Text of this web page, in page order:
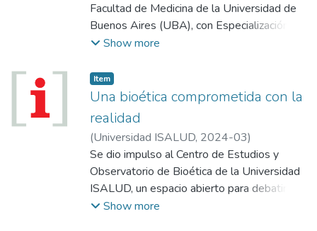
Facultad de Medicina de la Universidad de
Buenos Aires (UBA), con Especialización en
Gestión Pública de la Universidad Nacional
desempeñó como Director de Talento
Humano (2020-2022), y Director Nacional
de Talento Humano (2022-2023). Durante
su gestión diseñó e implementó el Examen
Único Digital y Ubicuo; un nuevo
Observatorio Federal de Talento Humano
en Salud y el Sistema Integral de Evaluación
de Residencias (SIER). Actualmente es
Asesor en la Secretaría de Educación
Show more
Item
Una bioética comprometida con la
realidad
(Universidad ISALUD, 2024-03)
Se dio impulso al Centro de Estudios y
Observatorio de Bioética de la Universidad
ISALUD, un espacio abierto para debatir y
reflexionar sobre los riesgos éticos del uso
Show more